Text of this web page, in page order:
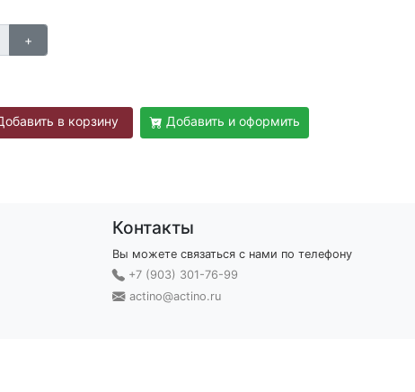
в корзину Добавить и оформить
Контакты
Вы можете связаться с нами по телефону
+7 (903) 301-76-99
actino@actino.ru